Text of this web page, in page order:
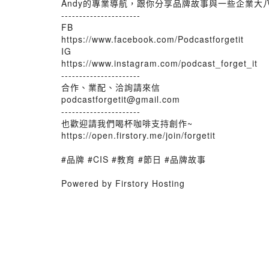
Andy的專業導航，跟你分享品牌故事與一些企業大
----------------------
FB
https://www.facebook.com/Podcastforgetit
IG
https://www.instagram.com/podcast_forget_it
----------------------
合作、業配、洽詢請來信
podcastforgetit@gmail.com
----------------------
也歡迎請我們喝杯咖啡支持創作~
https://open.firstory.me/join/forgetit
#品牌 #CIS #教育 #節日 #品牌故事
Powered by Firstory Hosting